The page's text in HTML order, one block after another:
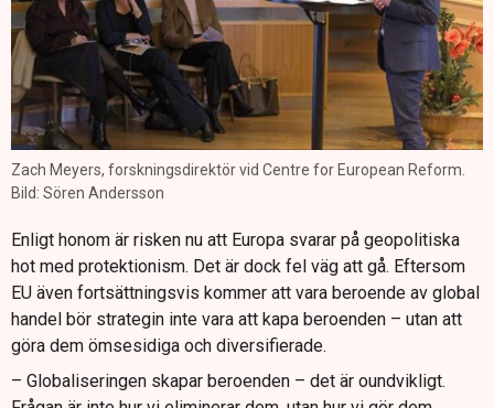
Zach Meyers, forskningsdirektör vid Centre for European Reform.
Bild: Sören Andersson
Enligt honom är risken nu att Europa svarar på geopolitiska
hot med protektionism. Det är dock fel väg att gå. Eftersom
EU även fortsättningsvis kommer att vara beroende av global
handel bör strategin inte vara att kapa beroenden – utan att
göra dem ömsesidiga och diversifierade.
– Globaliseringen skapar beroenden – det är oundvikligt.